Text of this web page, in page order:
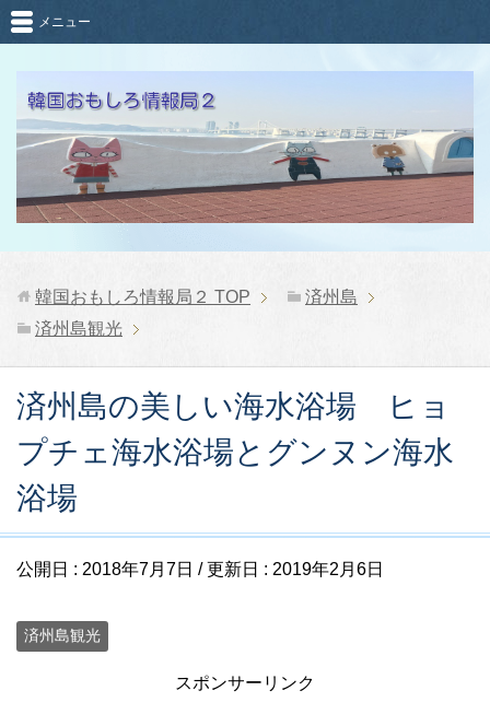
メニュー
韓国おもしろ情報局２ TOP
済州島
済州島観光
済州島の美しい海水浴場 ヒョ
プチェ海水浴場とグンヌン海水
浴場
公開日 : 2018年7月7日 / 更新日 : 2019年2月6日
済州島観光
スポンサーリンク